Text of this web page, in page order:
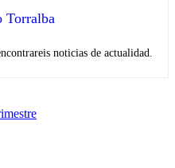
Torralba
noticias de actualidad.